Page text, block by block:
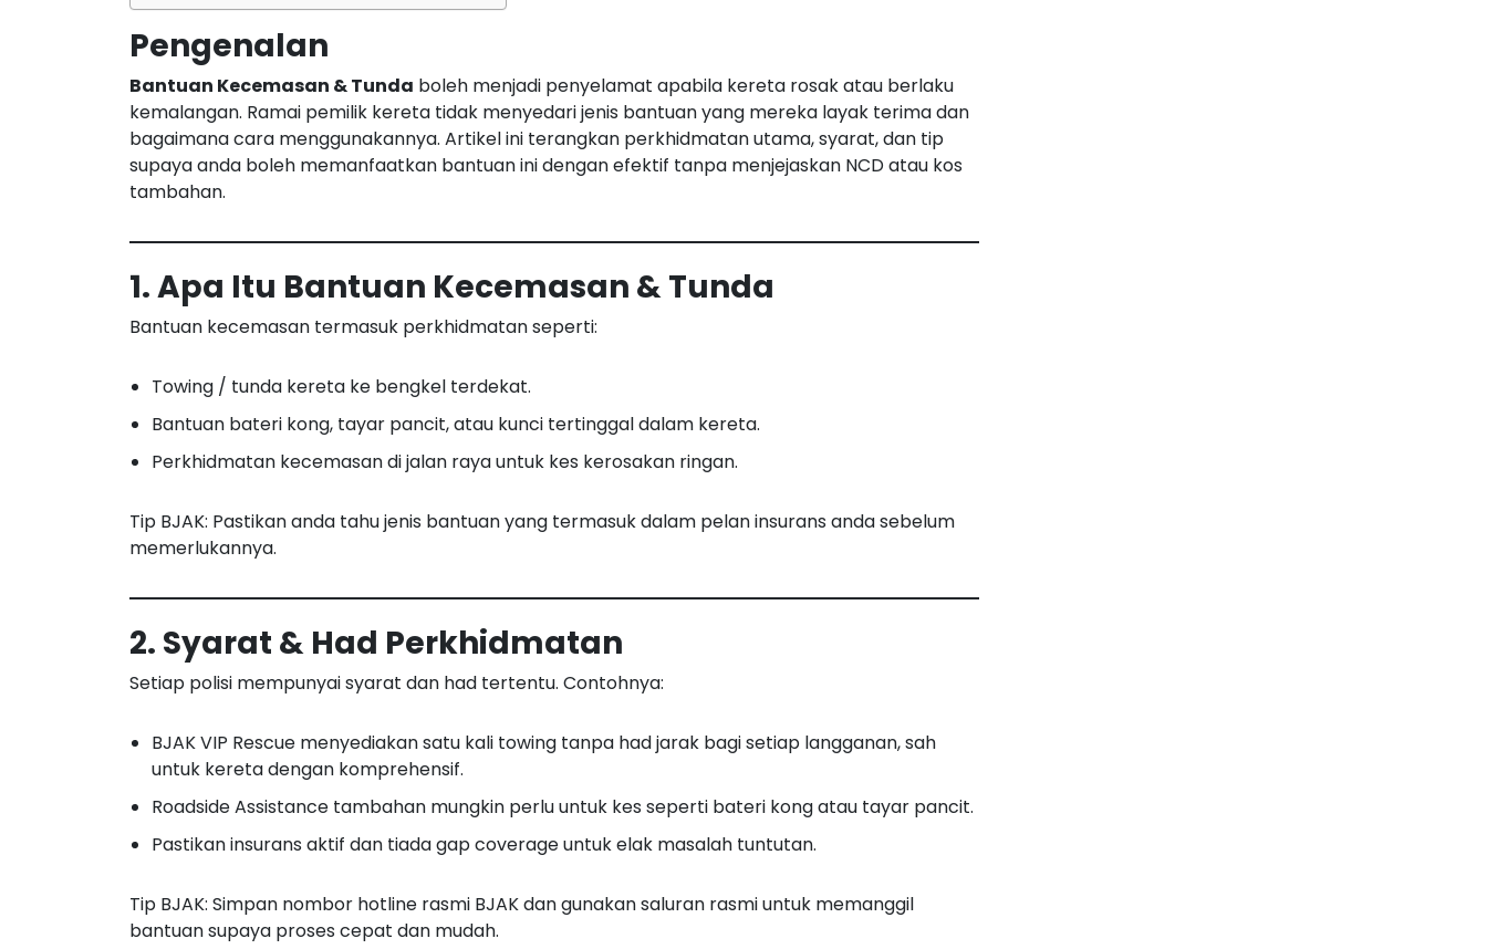
Pengenalan
Bantuan Kecemasan & Tunda boleh menjadi penyelamat apabila kereta rosak atau berlaku
kemalangan. Ramai pemilik kereta tidak menyedari jenis bantuan yang mereka layak terima dan
bagaimana cara menggunakannya. Artikel ini terangkan perkhidmatan utama, syarat, dan tip
supaya anda boleh memanfaatkan bantuan ini dengan efektif tanpa menjejaskan NCD atau kos
tambahan.
1. Apa Itu Bantuan Kecemasan & Tunda
Bantuan kecemasan termasuk perkhidmatan seperti:
Towing / tunda kereta ke bengkel terdekat.
Bantuan bateri kong, tayar pancit, atau kunci tertinggal dalam kereta.
Perkhidmatan kecemasan di jalan raya untuk kes kerosakan ringan.
Tip BJAK: Pastikan anda tahu jenis bantuan yang termasuk dalam pelan insurans anda sebelum
memerlukannya.
2. Syarat & Had Perkhidmatan
Setiap polisi mempunyai syarat dan had tertentu. Contohnya:
BJAK VIP Rescue menyediakan satu kali towing tanpa had jarak bagi setiap langganan, sah
untuk kereta dengan komprehensif.
Roadside Assistance tambahan mungkin perlu untuk kes seperti bateri kong atau tayar pancit.
Pastikan insurans aktif dan tiada gap coverage untuk elak masalah tuntutan.
Tip BJAK: Simpan nombor hotline rasmi BJAK dan gunakan saluran rasmi untuk memanggil
bantuan supaya proses cepat dan mudah.